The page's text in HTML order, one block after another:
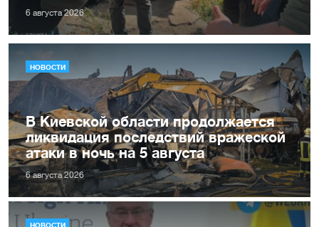
6 августа 2026
НОВОСТИ
В Киевской области продолжается
ликвидация последствий вражеской
атаки в ночь на 5 августа
6 августа 2026
НОВОСТИ